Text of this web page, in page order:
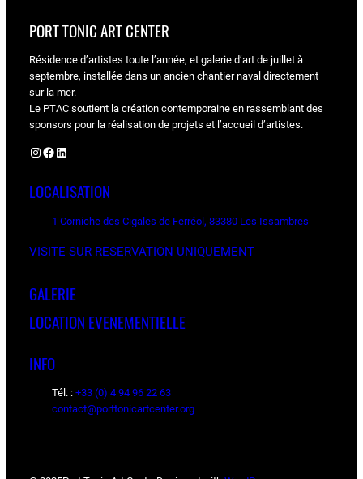
PORT TONIC ART CENTER
Résidence d’artistes toute l’année, et galerie d’art de juillet à
septembre, installée dans un ancien chantier naval directement
sur la mer.
Le PTAC soutient la création contemporaine en rassemblant des
sponsors pour la réalisation de projets et l’accueil d’artistes.
Instagram Facebook LinkedIn
LOCALISATION
1 Corniche des Cigales de Ferréol, 83380 Les Issambres
VISITE SUR RESERVATION UNIQUEMENT
GALERIE
LOCATION EVENEMENTIELLE
INFO
Tél. : +33 (0) 4 94 96 22 63
contact@porttonicartcenter.org